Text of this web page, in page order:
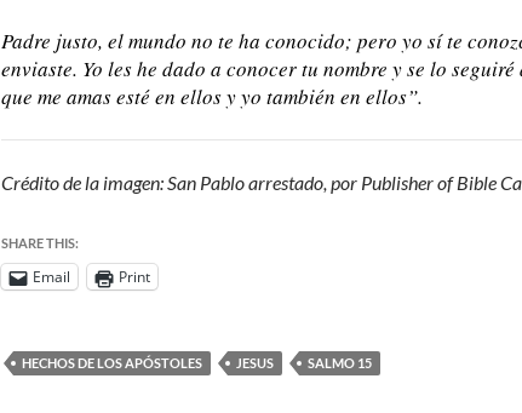
Padre justo, el mundo no te ha conocido; pero yo sí te
enviaste. Yo les he dado a conocer tu nombre y se lo
que me amas esté en ellos y yo también en ellos”.
Crédito de la imagen: San Pablo arrestado, por Publisher of Bible
SHARE THIS:
Email Print
HECHOS DE LOS APÓSTOLES JESUS SALMO 15